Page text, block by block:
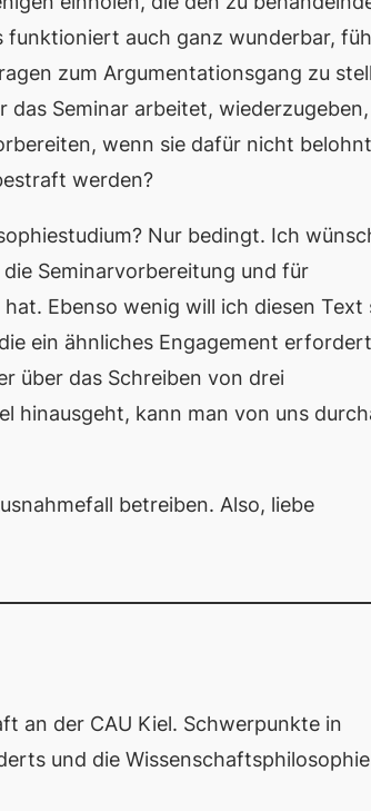
funktioniert auch ganz wunderbar,
zum Argumentationsgang zu
das Seminar arbeitet, wiederzugeben,
wenn sie dafür nicht
werden?
Nur bedingt. Ich
Seminarvorbereitung und für
Ebenso wenig will ich diesen Text
ein ähnliches Engagement erfordert
über das Schreiben von drei
hinausgeht, kann man von uns
betreiben. Also, liebe
an der CAU Kiel. Schwerpunkte in
und die